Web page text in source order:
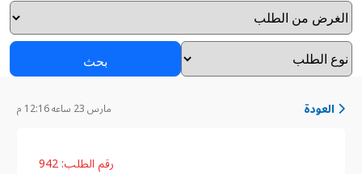
بحث
العودة مارس 23 ساعه 12:16 م
رقم الطلب: 942